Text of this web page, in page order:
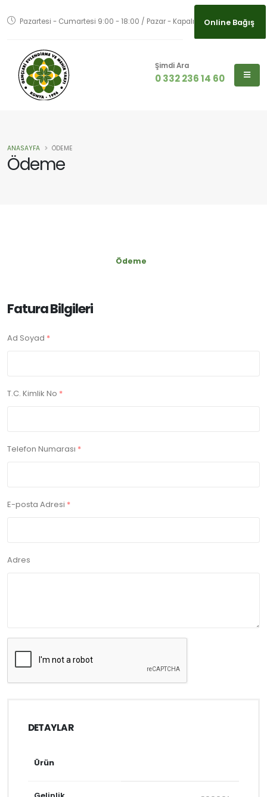
Pazartesi - Cumartesi 9:00 - 18:00 / Pazar - Kapalı Online Bağış
Şimdi Ara
0 332 236 14 60
Ödeme
ANASAYFA ÖDEME
Ödeme
Fatura Bilgileri
Ad Soyad *
T.C. Kimlik No *
Telefon Numarası *
E-posta Adresi *
Adres
DETAYLAR
Ürün